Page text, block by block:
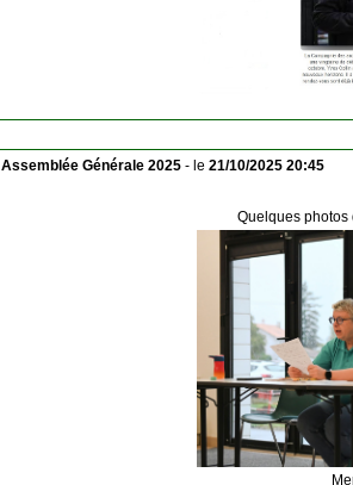
Assemblée Générale 2025 - le 21/10/2025 20:45
Quelques photos